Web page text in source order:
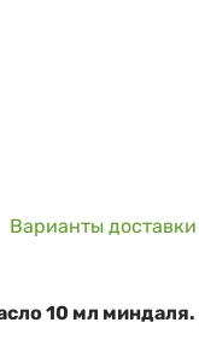
Варианты доставки
10 мл миндаля.